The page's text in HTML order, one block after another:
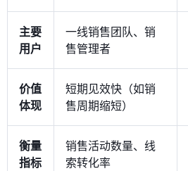
主要
用户
一线销售团队、销
售管理者
价值
体现
短期见效快（如销
售周期缩短）
衡量
指标
销售活动数量、线
索转化率